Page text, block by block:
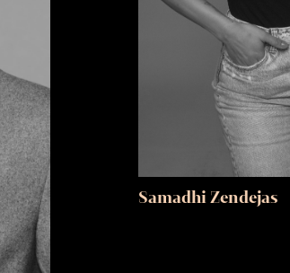
Samadhi Zendejas